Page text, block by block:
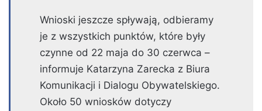
Wnioski jeszcze spływają, odbieramy
je z wszystkich punktów, które były
czynne od 22 maja do 30 czerwca –
informuje Katarzyna Zarecka z Biura
Komunikacji i Dialogu Obywatelskiego.
Około 50 wniosków dotyczy